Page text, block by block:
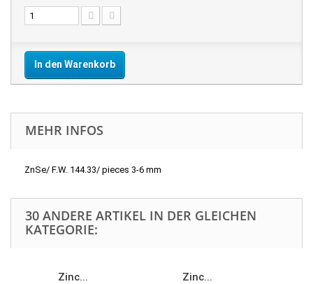
In den Warenkorb
MEHR INFOS
ZnSe/ F.W. 144.33/ pieces 3-6 mm
30 ANDERE ARTIKEL IN DER GLEICHEN
KATEGORIE:
Zinc... Zinc...